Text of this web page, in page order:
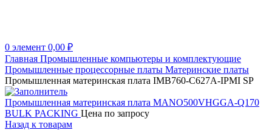
0 элемент 0,00 ₽
Главная Промышленные компьютеры и комплектующие
Промышленные процессорные платы Материнские платы
Промышленная материнская плата IMB760-C627A-IPMI SP
Промышленная материнская плата MANO500VHGGA-Q170
BULK PACKING Цена по запросу
Назад к товарам